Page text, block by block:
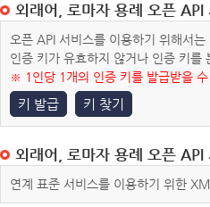
외래어, 로마자 용례 오픈 API
오픈 API 서비스를 이용하기 위해서
인증 키가 유효하지 않거나 인증 키를
※ 1인당 1개의 인증 키를 발급받을 수
키 발급 키 찾기
외래어, 로마자 용례 오픈 API
연계 표준 서비스를 이용하기 위한